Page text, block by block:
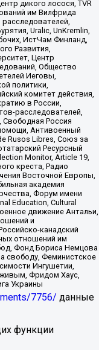
дикого лосося, TVR
им Вилфрида
Uralic, UnKremlin,
ИстЧам Финланд,
Развития,
Центр
Общество
Иеговы,
политики,
комитет действия,
в России,
расследователей,
Россия
Антивоенный
Rusos Libres, Союз за
Ресурсный
Monitor, Article 19,
креста, Радио
Восточной Европы,
академия
Форум имени
Education, Cultural
движение Антальи,
и
канадский
отношений им
Фонд Бориса Немцова
свободу, Феминистское
Ингушетии,
Фридом Хаус,
Украины
7756/ данные
функции